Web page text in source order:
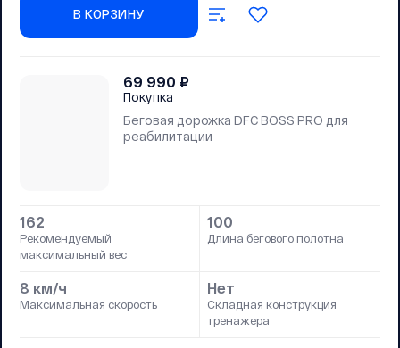
В КОРЗИНУ
69 990 ₽
Покупка
Беговая дорожка DFC BOSS PRO для
реабилитации
162
Рекомендуемый
максимальный вес
100
Длина бегового полотна
8 км/ч
Максимальная скорость
Нет
Складная конструкция
тренажера